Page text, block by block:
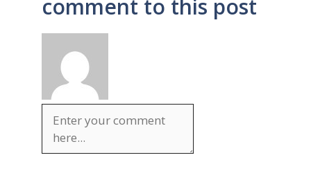
comment to this post